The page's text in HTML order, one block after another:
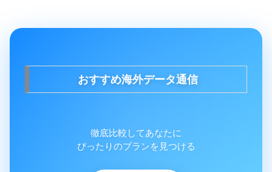
おすすめ海外データ通信
徹底比較してあなたに
ぴったりのプランを見つける